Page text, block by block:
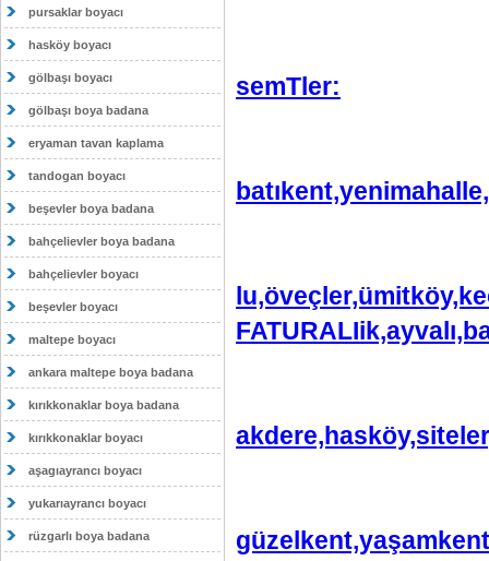
pursaklar boyacı
hasköy boyacı
gölbaşı boyacı
gölbaşı boya badana
eryaman tavan kaplama
tandogan boyacı
beşevler boya badana
bahçelievler boya badana
bahçelievler boyacı
beşevler boyacı
maltepe boyacı
ankara maltepe boya badana
kırıkkonaklar boya badana
kırıkkonaklar boyacı
aşagıayrancı boyacı
yukarıayrancı boyacı
rüzgarlı boya badana
semTler: